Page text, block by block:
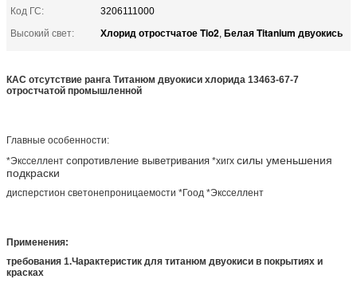
Код ГС:
3206111000
Высокий свет:
Хлорид отростчатое Tio2, Белая Titanium двуокись
КАС отсутствие ранга Титанюм двуокиси хлорида 13463-67-7
отростчатой промышленной
Главные особенности:
*Эксселлент сопротивление выветривания *хигх силы уменьшения
подкраски
дисперстион светонепроницаемости *Гоод *Эксселлент
Применения:
требования 1.Чарактеристик для титанюм двуокиси в покрытиях и
красках